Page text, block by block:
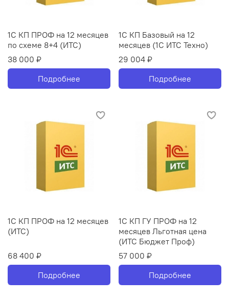
1С КП ПРОФ на 12 месяцев
по схеме 8+4 (ИТС)
38 000 ₽
Подробнее
1С КП Базовый на 12
месяцев (1С ИТС Техно)
29 004 ₽
Подробнее
1С КП ПРОФ на 12 месяцев
(ИТС)
68 400 ₽
Подробнее
1С КП ГУ ПРОФ на 12
месяцев Льготная цена
(ИТС Бюджет Проф)
57 000 ₽
Подробнее